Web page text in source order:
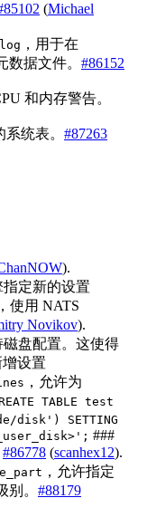
(Miсhael
，用于在
数据文件。 #86152
和内存警告。
统表。 #87263
).
定新的设置
，使用 NATS
Novikov).
磁盘配置。这使得
设置
，允许为
TABLE test
disk') SETTING
###
#86778 (scanhex12).
，允许指定
。 #88179